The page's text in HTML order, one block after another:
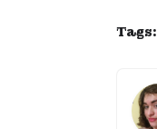
Tags: